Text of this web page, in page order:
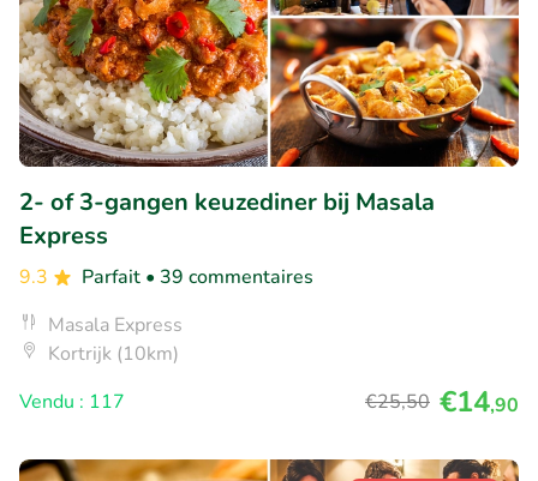
2- of 3-gangen keuzediner bij Masala
Express
9.3 Parfait • 39 commentaires
Masala Express
Kortrijk (10km)
Vendu : 117
€25,50 €14,90